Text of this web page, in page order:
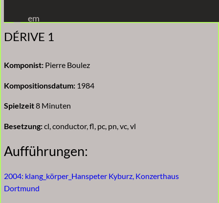
Inhalt
springen
em
DÉRIVE 1
Komponist: Pierre Boulez
Kompositionsdatum: 1984
Spielzeit8 Minuten
Besetzung:cl, conductor, fl, pc, pn, vc, vl
Aufführungen:
2004: klang_körper_Hanspeter Kyburz, Konzerthaus
Dortmund